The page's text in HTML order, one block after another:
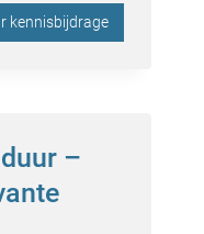
kennisbijdrage
–